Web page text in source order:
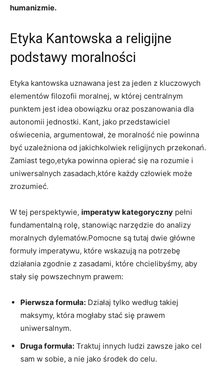
humanizmie.
Etyka ​Kantowska a religijne
podstawy moralności
Etyka kantowska uznawana jest za jeden z kluczowych
elementów filozofii moralnej,​ w której centralnym‍
punktem jest idea obowiązku oraz⁢ poszanowania dla
autonomii jednostki. Kant, jako przedstawiciel
oświecenia,‍ argumentował,⁢ że ‍moralność ⁢nie powinna
‍być uzależniona od‌ jakichkolwiek religijnych przekonań.
Zamiast tego,etyka powinna ‍opierać się⁤ na rozumie i
uniwersalnych zasadach,które​ każdy człowiek może ​
zrozumieć.
W tej perspektywie, imperatyw ⁣kategoryczny pełni
fundamentalną rolę, stanowiąc ‌narzędzie do ⁤analizy
⁣moralnych⁣ dylematów.Pomocne są tutaj dwie główne
formuły imperatywu, które wskazują ‌na potrzebę
działania zgodnie z zasadami, które ⁤chcielibyśmy, aby
stały się powszechnym⁣ prawem:
Pierwsza formuła: Działaj‍ tylko według takiej
maksymy, która mogłaby⁤ stać się prawem
uniwersalnym.
Druga ‌formuła: Traktuj innych ludzi ⁤zawsze‌ jako cel
sam w sobie, a nie jako środek do celu.